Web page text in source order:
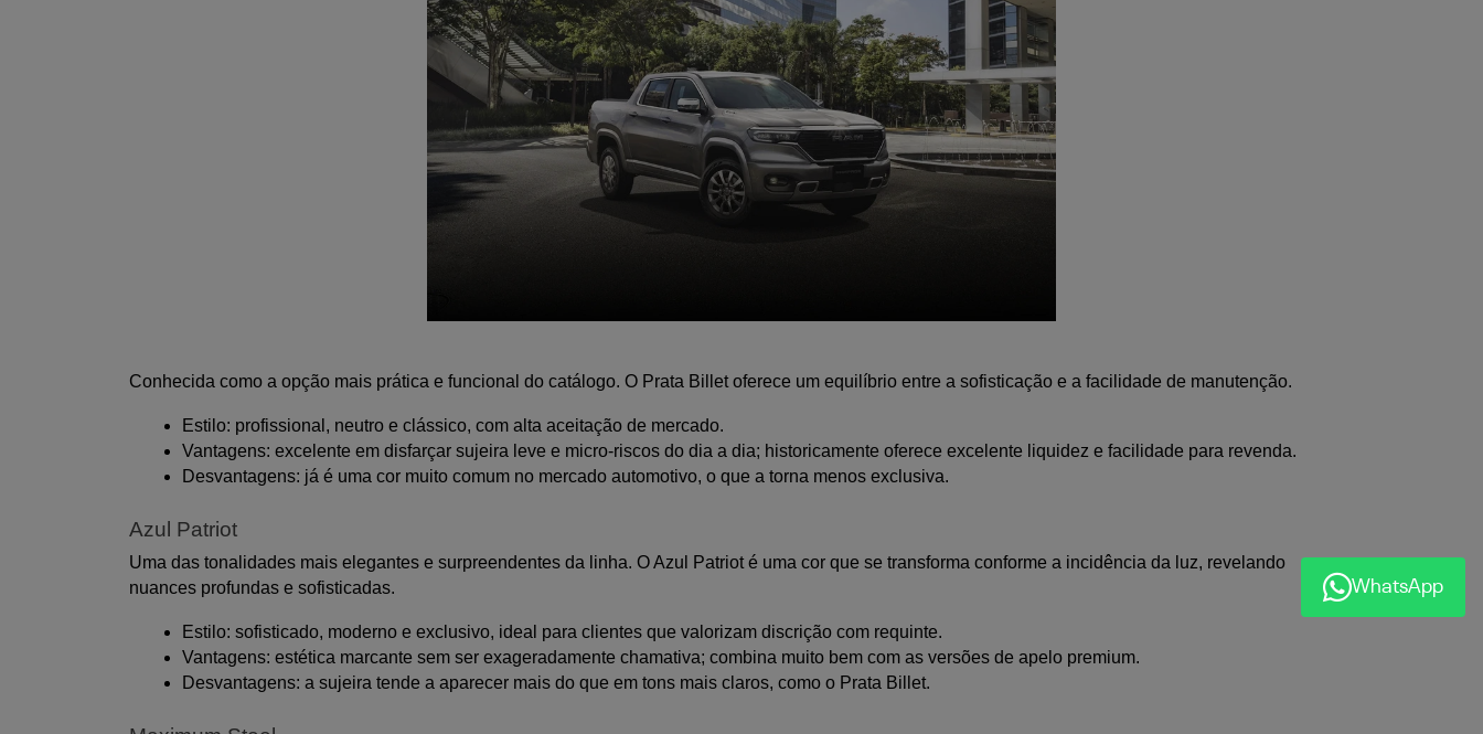
Conhecida como a opção mais prática e funcional do catálogo. O Prata Billet oferece um equilíbrio entre a sofisticação e a facilidade de manutenção.
Estilo: profissional, neutro e clássico, com alta aceitação de mercado.
Vantagens: excelente em disfarçar sujeira leve e micro-riscos do dia a dia; historicamente oferece excelente liquidez e facilidade para revenda.
Desvantagens: já é uma cor muito comum no mercado automotivo, o que a torna menos exclusiva.
Azul Patriot
Uma das tonalidades mais elegantes e surpreendentes da linha. O Azul Patriot é uma cor que se transforma conforme a incidência da luz, revelando
nuances profundas e sofisticadas.
Estilo: sofisticado, moderno e exclusivo, ideal para clientes que valorizam discrição com requinte.
Vantagens: estética marcante sem ser exageradamente chamativa; combina muito bem com as versões de apelo premium.
Desvantagens: a sujeira tende a aparecer mais do que em tons mais claros, como o Prata Billet.
WhatsApp